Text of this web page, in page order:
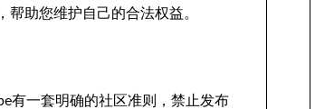
助您维护自己的合法权益。
有一套明确的社区准则，禁止发布